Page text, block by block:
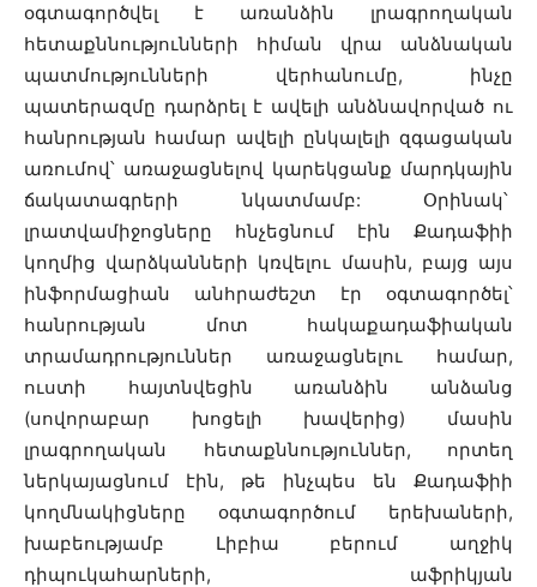
օգտագործվել է առանձին լրագրողական
հետաքննությունների հիման վրա անձնական
պատմությունների վերհանումը, ինչը
պատերազմը դարձրել է ավելի անձնավորված ու
հանրության համար ավելի ընկալելի զգացական
առումով՝ առաջացնելով կարեկցանք մարդկային
ճակատագրերի նկատմամբ: Օրինակ՝
լրատվամիջոցները հնչեցնում էին Քադաֆիի
կողմից վարձկանների կռվելու մասին, բայց այս
ինֆորմացիան անհրաժեշտ էր օգտագործել՝
հանրության մոտ հակաքադաֆիական
տրամադրություններ առաջացնելու համար,
ուստի հայտնվեցին առանձին անձանց
(սովորաբար խոցելի խավերից) մասին
լրագրողական հետաքննություններ, որտեղ
ներկայացնում էին, թե ինչպես են Քադաֆիի
կողմնակիցները օգտագործում երեխաների,
խաբեությամբ Լիբիա բերում աղջիկ
դիպուկահարների, աֆրիկյան